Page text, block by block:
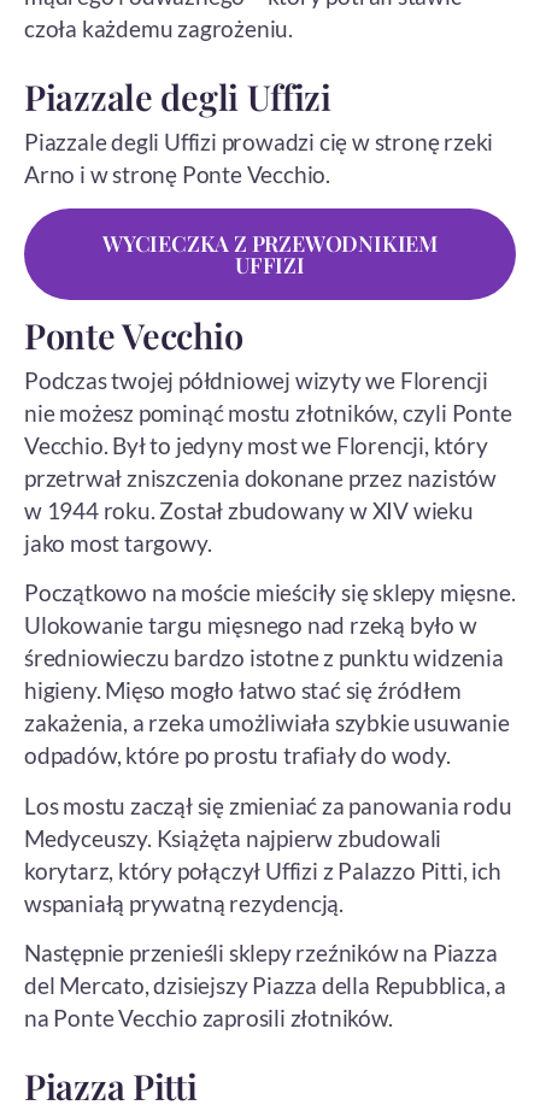
czoła każdemu zagrożeniu.
Piazzale degli Uffizi
Piazzale degli Uffizi prowadzi cię w stronę rzeki
Arno i w stronę Ponte Vecchio.
WYCIECZKA Z PRZEWODNIKIEM
UFFIZI
Ponte Vecchio
Podczas twojej półdniowej wizyty we Florencji
nie możesz pominąć mostu złotników, czyli Ponte
Vecchio. Był to jedyny most we Florencji, który
przetrwał zniszczenia dokonane przez nazistów
w 1944 roku. Został zbudowany w XIV wieku
jako most targowy.
Początkowo na moście mieściły się sklepy mięsne.
Ulokowanie targu mięsnego nad rzeką było w
średniowieczu bardzo istotne z punktu widzenia
higieny. Mięso mogło łatwo stać się źródłem
zakażenia, a rzeka umożliwiała szybkie usuwanie
odpadów, które po prostu trafiały do wody.
Los mostu zaczął się zmieniać za panowania rodu
Medyceuszy. Książęta najpierw zbudowali
korytarz, który połączył Uffizi z Palazzo Pitti, ich
wspaniałą prywatną rezydencją.
Następnie przenieśli sklepy rzeźników na Piazza
del Mercato, dzisiejszy Piazza della Repubblica, a
na Ponte Vecchio zaprosili złotników.
Piazza Pitti